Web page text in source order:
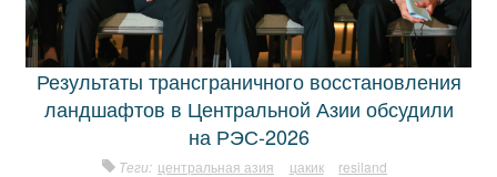
Результаты трансграничного восстановления
ландшафтов в Центральной Азии обсудили
на РЭС-2026
Теги: центральная азия цакик resiland